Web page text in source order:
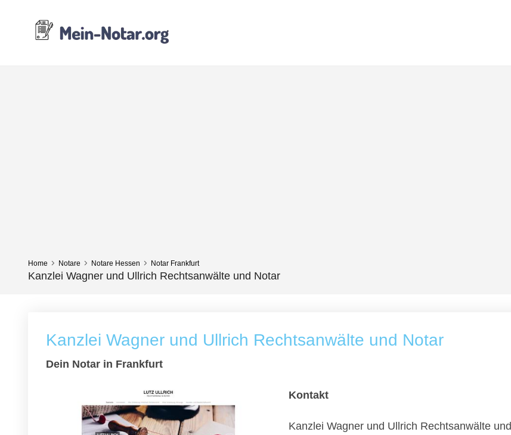
Home Notare Notare Hessen Notar Frankfurt
Kanzlei Wagner und Ullrich Rechtsanwälte und Notar
Kanzlei Wagner und Ullrich Rechtsanwälte und Notar
Dein Notar in Frankfurt
Kontakt
Kanzlei Wagner und Ullrich Rechtsanwälte und